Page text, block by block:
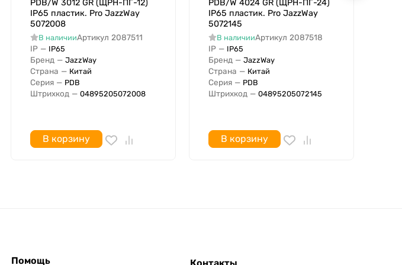
PDB/W 3012 GR (ЩРН-ПГ-12)
IP65 пластик. Pro JazzWay
5072008
В наличииАртикул 2087511
IP — IP65
Бренд — JazzWay
Страна — Китай
Серия — PDB
Штрихкод — 04895205072008
В корзину
PDB/W 4024 GR (ЩРН-ПГ-24)
IP65 пластик. Pro JazzWay
5072145
В наличииАртикул 2087518
IP — IP65
Бренд — JazzWay
Страна — Китай
Серия — PDB
Штрихкод — 04895205072145
В корзину
Помощь